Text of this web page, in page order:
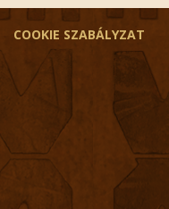
COOKIE SZABÁLYZAT